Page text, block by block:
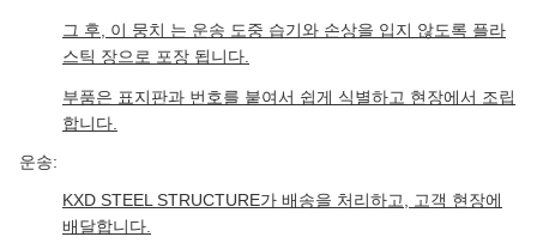
그 후, 이 뭉치 는 운송 도중 습기와 손상을 입지 않도록 플라
스틱 장으로 포장 됩니다.
부품은 표지판과 번호를 붙여서 쉽게 식별하고 현장에서 조립
합니다.
운송:
KXD STEEL STRUCTURE가 배송을 처리하고, 고객 현장에
배달합니다.